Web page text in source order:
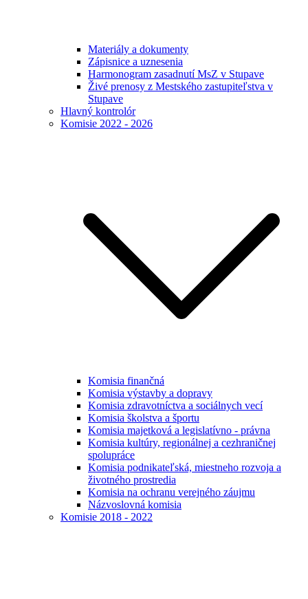
Materiály a dokumenty
Zápisnice a uznesenia
Harmonogram zasadnutí MsZ v Stupave
Živé prenosy z Mestského zastupiteľstva v
Stupave
Hlavný kontrolór
Komisie 2022 - 2026
Komisia finančná
Komisia výstavby a dopravy
Komisia zdravotníctva a sociálnych vecí
Komisia školstva a športu
Komisia majetková a legislatívno - právna
Komisia kultúry, regionálnej a cezhraničnej
spolupráce
Komisia podnikateľská, miestneho rozvoja a
životného prostredia
Komisia na ochranu verejného záujmu
Názvoslovná komisia
Komisie 2018 - 2022